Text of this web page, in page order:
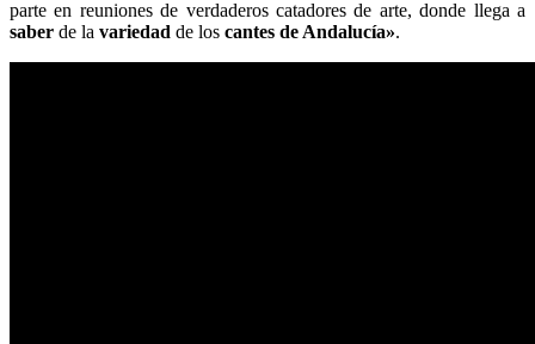
parte en reuniones de verdaderos catadores de arte, donde llega a
saber de la variedad de los cantes de Andalucía».